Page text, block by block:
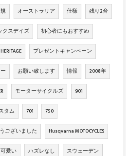
オーストラリア 仕様 残り2台
クスデイズ 初心者にもおすすめ
HERITAGE プレゼントキャンペーン
お願い致します 情報 2008年
モーターサイクルズ 901
タム 701 750
ございました Husqvarna MOTOCYCLES
愛い ハズレなし スウェーデン